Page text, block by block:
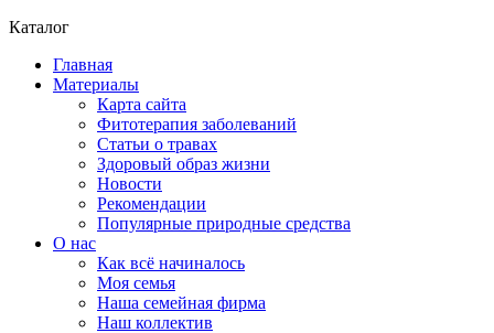
Каталог
Главная
Материалы
Карта сайта
Фитотерапия заболеваний
Статьи о травах
Здоровый образ жизни
Новости
Рекомендации
Популярные природные средства
О нас
Как всё начиналось
Моя семья
Наша семейная фирма
Наш коллектив